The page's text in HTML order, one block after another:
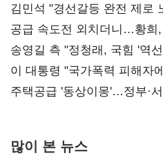
김민석 "경선갈등 완전 제로
사과부터"
공급 속도전 외치더니…황희
리모델링' 제안
송영길 측 "정청래, 국힘 '역
총선 지휘 못해"
이 대통령 "국가폭력 피해자
진실 밝혀야"
주택공급 '동상이몽'…정부·
많이 본 뉴스